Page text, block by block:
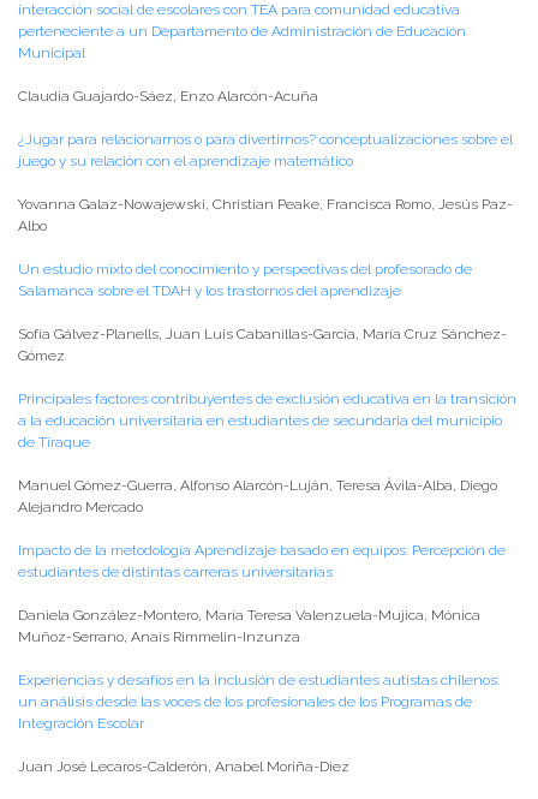
interacción social de escolares con TEA para comunidad educativa
perteneciente a un Departamento de Administración de Educación
Municipal
Claudia Guajardo-Sáez, Enzo Alarcón-Acuña
¿Jugar para relacionarnos o para divertirnos? conceptualizaciones sobre el
juego y su relación con el aprendizaje matemático
Yovanna Galaz-Nowajewski, Christian Peake, Francisca Romo, Jesús Paz-
Albo
Un estudio mixto del conocimiento y perspectivas del profesorado de
Salamanca sobre el TDAH y los trastornos del aprendizaje
Sofía Gálvez-Planells, Juan Luis Cabanillas-García, María Cruz Sánchez-
Gómez
Principales factores contribuyentes de exclusión educativa en la transición
a la educación universitaria en estudiantes de secundaria del municipio
de Tiraque
Manuel Gómez-Guerra, Alfonso Alarcón-Luján, Teresa Ávila-Alba, Diego
Alejandro Mercado
Impacto de la metodología Aprendizaje basado en equipos: Percepción de
estudiantes de distintas carreras universitarias
Daniela González-Montero, María Teresa Valenzuela-Mujica, Mónica
Muñoz-Serrano, Anaís Rimmelin-Inzunza
Experiencias y desafíos en la inclusión de estudiantes autistas chilenos:
un análisis desde las voces de los profesionales de los Programas de
Integración Escolar
Juan José Lecaros-Calderón, Anabel Moriña-Diez